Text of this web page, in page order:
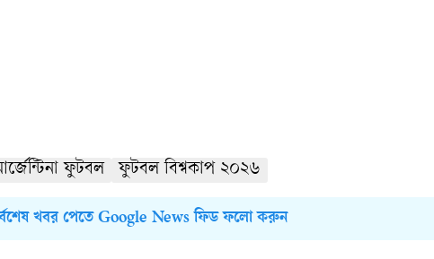
ফুটবল ফুটবল বিশ্বকাপ ২০২৬
খবর পেতে Google News ফিড ফলো করুন